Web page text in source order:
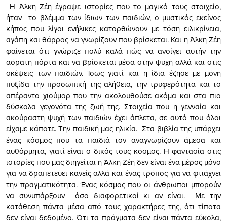
Η Άλκη Ζέη έγραψε ιστορίες που το μαγικό τους στοιχείο,
ήταν το βλέμμα των ίδιων των παιδιών, ο μυστικός εκείνος
κήπος που λίγοι ενήλικες κατορθώνουν με τόση ειλικρίνεια,
αγάπη και θάρρος να γνωρίζουν που βρίσκεται. Και η Άλκη Ζέη
φαίνεται ότι γνώριζε πολύ καλά πώς να ανοίγει αυτήν την
αόρατη πόρτα και να βρίσκεται μέσα στην ψυχή αλλά και στις
σκέψεις των παιδιών. Ίσως γιατί και η ίδια έζησε με μόνη
πυξίδα την προσωπική της αλήθεια, την τρυφερότητα και το
απέραντο χιούμορ που την ακολουθούσε ακόμα και στα πιο
δύσκολα γεγονότα της ζωή της. Στοιχεία που η γενναία και
ακούραστη ψυχή των παιδιών έχει άπλετα, σε αυτό που όλοι
είχαμε κάποτε. Την παιδική μας ηλικία. Στα βιβλία της υπάρχει
ένας κόσμος που τα παιδιά τον αναγνωρίζουν άμεσα και
αυθόρμητα, γιατί είναι ο δικός τους κόσμος. Η φαντασία στις
ιστορίες που μας διηγείται η Άλκη Ζέη δεν είναι ένα μέρος μόνο
για να δραπετεύει κανείς αλλά και ένας τρόπος για να φτιάχνει
την πραγματικότητα. Ένας κόσμος που οι άνθρωποι μπορούν
να συνυπάρξουν όσο διαφορετικοί κι αν είναι. Με την
κατάθεση πάντα μέσα από τους χαρακτήρες της, ότι τίποτα
δεν είναι δεδομένο. Ότι τα πράγματα δεν είναι πάντα εύκολα,